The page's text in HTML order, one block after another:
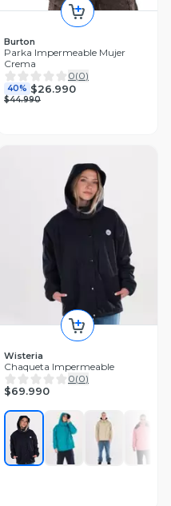
Burton
Parka Impermeable Mujer
Crema
0(0)
40% $26.990
$44.990
Wisteria
Chaqueta Impermeable
0(0)
$69.990